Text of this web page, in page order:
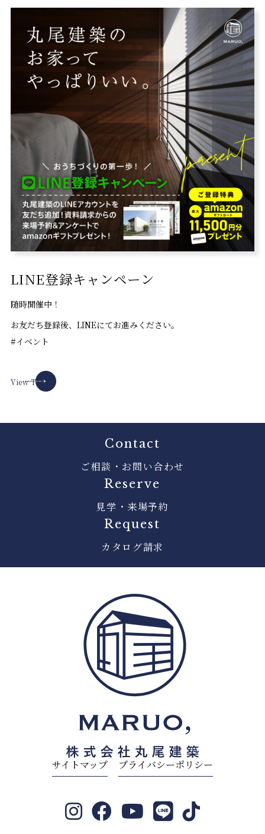
LINE登録キャンペーン
随時開催中！
お友だち登録後、LINEにてお進みください。
#イベント
View Top
Contact
ご相談・お問い合わせ
Reserve
見学・来場予約
Request
カタログ請求
サイトマップ プライバシーポリシー